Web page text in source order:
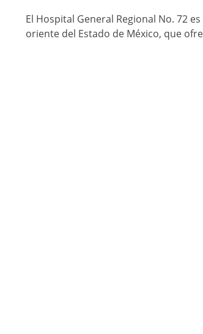
El Hospital General Regional No. 72
oriente del Estado de México, que